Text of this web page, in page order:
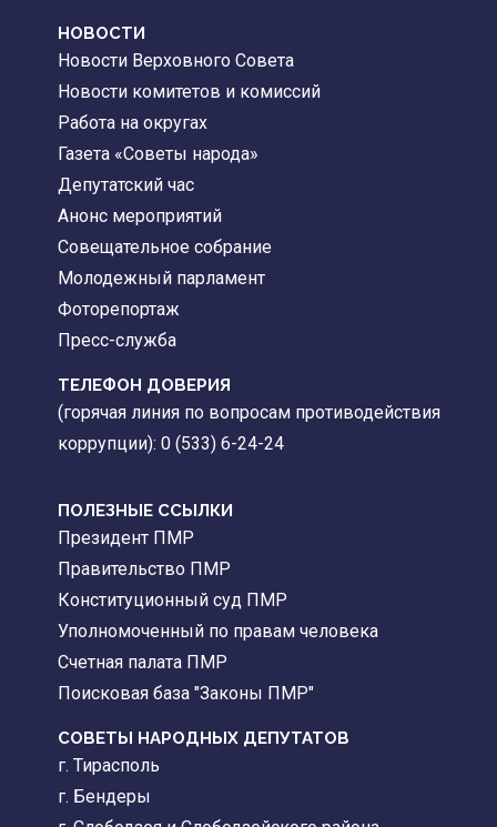
НОВОСТИ
Новости Верховного Совета
Новости комитетов и комиссий
Работа на округах
Газета «Советы народа»
Депутатский час
Анонс мероприятий
Совещательное собрание
Молодежный парламент
Фоторепортаж
Пресс-служба
ТЕЛЕФОН ДОВЕРИЯ
(горячая линия по вопросам противодействия
коррупции): 0 (533) 6-24-24
ПОЛЕЗНЫЕ ССЫЛКИ
Президент ПМР
Правительство ПМР
Конституционный суд ПМР
Уполномоченный по правам человека
Счетная палата ПМР
Поисковая база "Законы ПМР"
СОВЕТЫ НАРОДНЫХ ДЕПУТАТОВ
г. Тирасполь
г. Бендеры